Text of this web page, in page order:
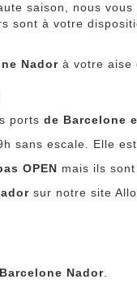
saison, nous
sont à votre
Nador à votre aise
portsde Barcelone
sans escale. Elle est
OPEN mais ils
sur notre site
Barcelone Nador